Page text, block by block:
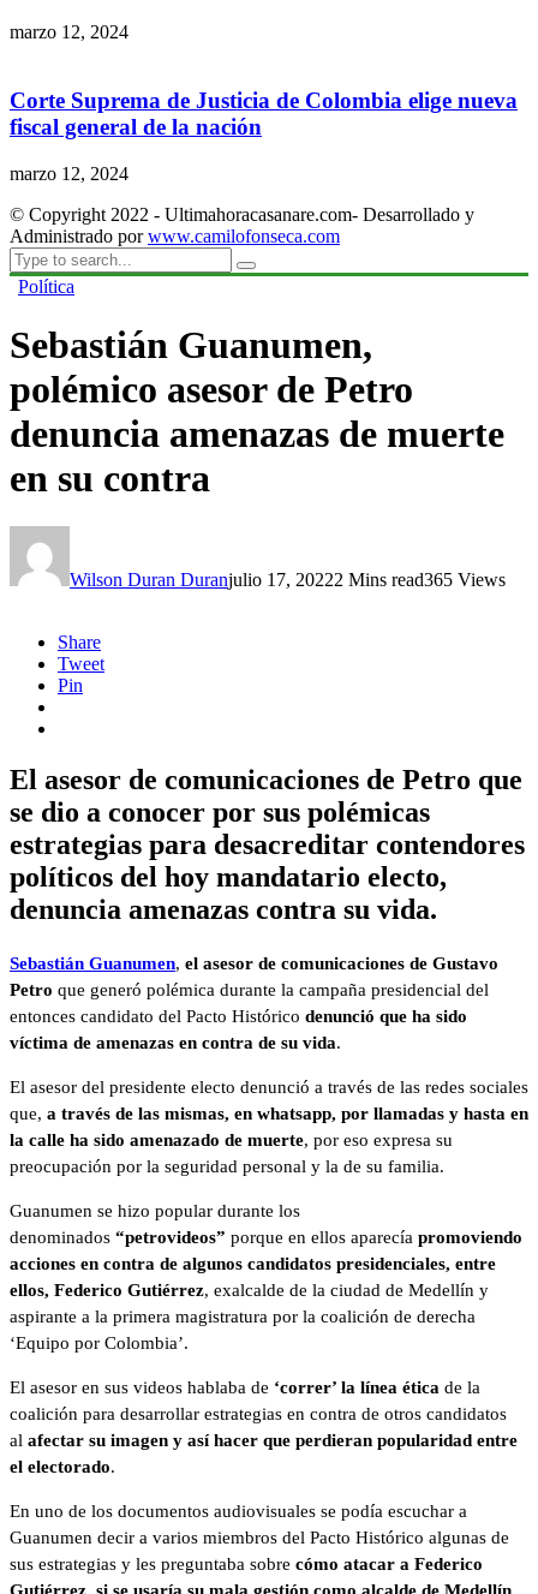
marzo 12, 2024
Corte Suprema de Justicia de Colombia elige nueva
fiscal general de la nación
marzo 12, 2024
© Copyright 2022 - Ultimahoracasanare.com- Desarrollado y
Administrado porwww.camilofonseca.com
Política
Sebastián Guanumen,
polémico asesor de Petro
denuncia amenazas de muerte
en su contra
Wilson Duran Duranjulio 17, 20222 Mins read365 Views
Share
Tweet
Pin
El asesor de comunicaciones de Petro que
se dio a conocer por sus polémicas
estrategias para desacreditar contendores
políticos del hoy mandatario electo,
denuncia amenazas contra su vida.
Sebastián Guanumen, el asesor de comunicaciones de Gustavo
Petro que generó polémica durante la campaña presidencial del
entonces candidato del Pacto Histórico denunció que ha sido
víctima de amenazas en contra de su vida.
El asesor del presidente electo denunció a través de las redes sociales
que, a través de las mismas, en whatsapp, por llamadas y hasta en
la calle ha sido amenazado de muerte, por eso expresa su
preocupación por la seguridad personal y la de su familia.
Guanumen se hizo popular durante los
denominados “petrovideos” porque en ellos aparecía promoviendo
acciones en contra de algunos candidatos presidenciales, entre
ellos, Federico Gutiérrez, exalcalde de la ciudad de Medellín y
aspirante a la primera magistratura por la coalición de derecha
‘Equipo por Colombia’.
El asesor en sus videos hablaba de ‘correr’ la línea ética de la
coalición para desarrollar estrategias en contra de otros candidatos
al afectar su imagen y así hacer que perdieran popularidad entre
el electorado.
En uno de los documentos audiovisuales se podía escuchar a
Guanumen decir a varios miembros del Pacto Histórico algunas de
sus estrategias y les preguntaba sobre cómo atacar a Federico